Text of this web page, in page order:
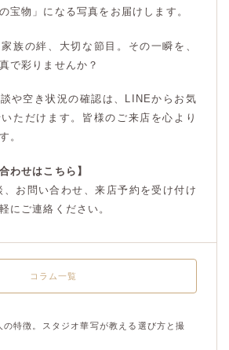
宝物」になる写真をお届けします。
族の絆、大切な節目。その一瞬を、
で彩りませんか？
や空き状況の確認は、LINEからお気
ただけます。皆様のご来店を心より
。
わせはこちら】
お問い合わせ、来店予約を受け付け
にご連絡ください。
の特徴。スタジオ華写が教える選び方と撮
コラム一覧